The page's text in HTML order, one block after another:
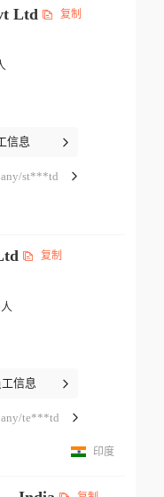
Ltd 复制
信息
st***td
复制
信息
te***td
印度